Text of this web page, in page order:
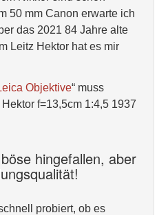
50 mm Canon erwarte ich
das 2021 84 Jahre alte
Leitz Hektor hat es mir
Objektive“ muss
f=13,5cm 1:4,5 1937
hingefallen, aber
probiert, ob es